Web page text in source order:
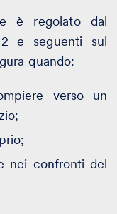
è regolato dal
e seguenti sul
quando:
verso un
nei confronti del